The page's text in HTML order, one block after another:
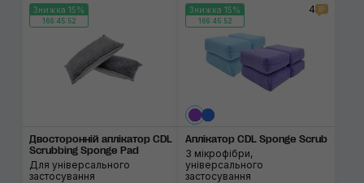
Знижка 15%
166:45:52
Двосторонній аплікатор CDL
Scrubbing Sponge Pad
Для універсального
застосування
Знижка 15%
166:45:52
4
Аплікатор CDL Sponge Scrub
З мікрофібри,
універсального
застосування